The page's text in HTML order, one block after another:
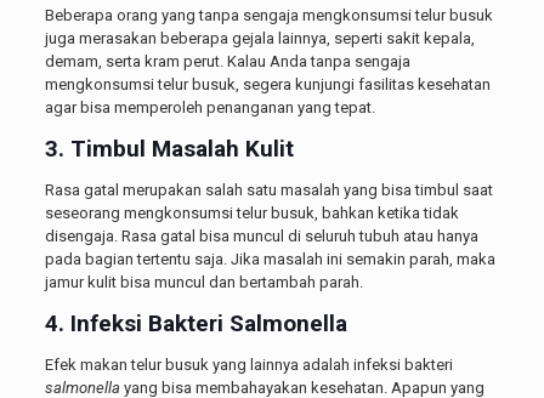
Beberapa orang yang tanpa sengaja mengkonsumsi telur busuk
juga merasakan beberapa gejala lainnya, seperti sakit kepala,
demam, serta kram perut. Kalau Anda tanpa sengaja
mengkonsumsi telur busuk, segera kunjungi fasilitas kesehatan
agar bisa memperoleh penanganan yang tepat.
3. Timbul Masalah Kulit
Rasa gatal merupakan salah satu masalah yang bisa timbul saat
seseorang mengkonsumsi telur busuk, bahkan ketika tidak
disengaja. Rasa gatal bisa muncul di seluruh tubuh atau hanya
pada bagian tertentu saja. Jika masalah ini semakin parah, maka
jamur kulit bisa muncul dan bertambah parah.
4. Infeksi Bakteri Salmonella
Efek makan telur busuk yang lainnya adalah infeksi bakteri
salmonella yang bisa membahayakan kesehatan. Apapun yang